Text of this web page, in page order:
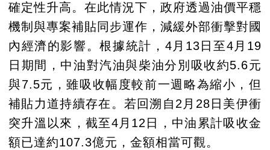
確定性升高。在此情況下，政府透過油價平穩
機制與專案補貼同步運作，減緩外部衝擊對國
內經濟的影響。根據統計，4月13日至4月19
日期間，中油對汽油與柴油分別吸收約5.6元
與7.5元，雖吸收幅度較前一週略為縮小，但
補貼力道持續存在。若回溯自2月28日美伊衝
突升溫以來，截至4月12日，中油累計吸收金
額已達約107.3億元，金額相當可觀。